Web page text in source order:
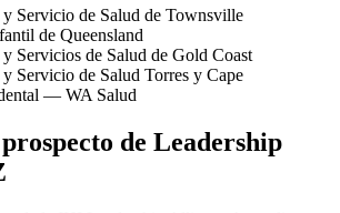
Servicio de Salud de Townsville
de Queensland
Servicios de Salud de Gold Coast
Servicio de Salud Torres y Cape
— WA Salud
de Leadership